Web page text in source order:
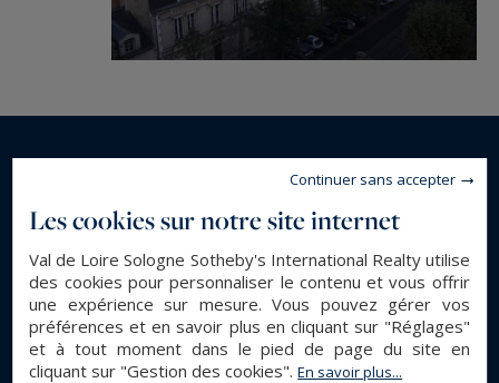
DESCRIPTION GÉNÉRALE
Type de bien : Appartement
Surface : 44 m²
Pièces : 2
Les cookies sur notre site internet
Val de Loire Sologne Sotheby's International Realty utilise
des cookies pour personnaliser le contenu et vous offrir
une expérience sur mesure. Vous pouvez gérer vos
préférences et en savoir plus en cliquant sur "Réglages"
et à tout moment dans le pied de page du site en
cliquant sur "Gestion des cookies".En savoir plus...
Continuer sans accepter